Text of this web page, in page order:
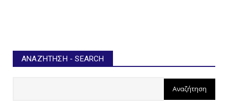
ΑΝΑΖΉΤΗΣΗ - SEARCH